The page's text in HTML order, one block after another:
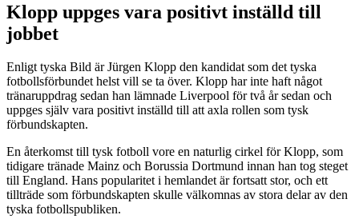
Klopp uppges vara positivt inställd till
jobbet
Enligt tyska Bild är Jürgen Klopp den kandidat som det tyska
fotbollsförbundet helst vill se ta över. Klopp har inte haft något
tränaruppdrag sedan han lämnade Liverpool för två år sedan och
uppges själv vara positivt inställd till att axla rollen som tysk
förbundskapten.
En återkomst till tysk fotboll vore en naturlig cirkel för Klopp, som
tidigare tränade Mainz och Borussia Dortmund innan han tog steget
till England. Hans popularitet i hemlandet är fortsatt stor, och ett
tillträde som förbundskapten skulle välkomnas av stora delar av den
tyska fotbollspubliken.